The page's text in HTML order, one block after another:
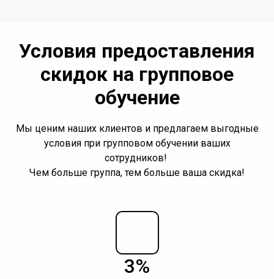
Условия предоставления
скидок на групповое
обучение
Мы ценим наших клиентов и предлагаем выгодные
условия при групповом обучении ваших
сотрудников!
Чем больше группа, тем больше ваша скидка!
3%